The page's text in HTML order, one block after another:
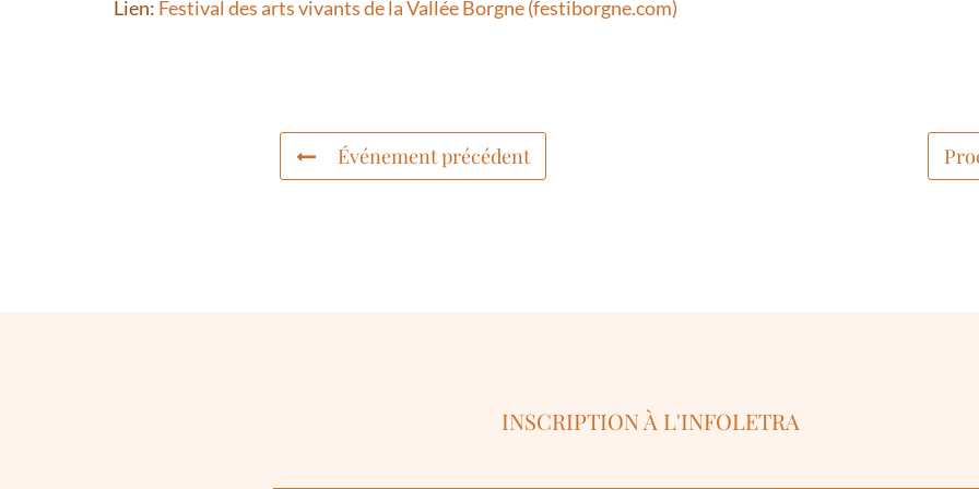
Lien: Festival des arts vivants de la Vallée Borgne (festiborgne.com)
Événement précédent
INSCRIPTION À L'INFOLETRA